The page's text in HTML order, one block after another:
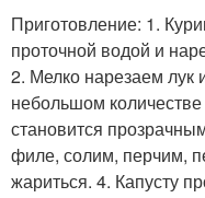
Приготовление: 1.
проточной водой и
2. Мелко нарезаем лук
небольшом количестве
становится
филе, солим, перчим,
жариться. 4. Капусту